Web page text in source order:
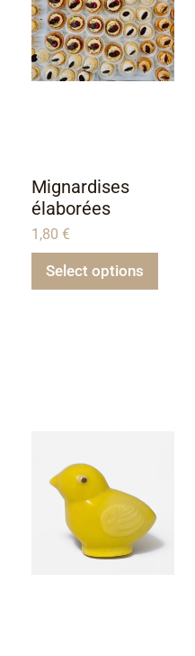
Mignardises
élaborées
1,80 €
Select options